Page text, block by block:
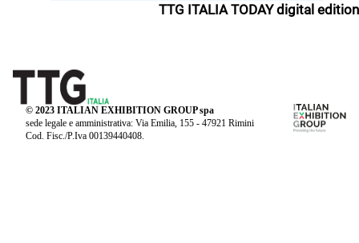
TTG ITALIA TODAY digital edition
© 2023 ITALIAN EXHIBITION GROUP spa
sede legale e amministrativa: Via Emilia, 155 - 47921 Rimini
Cod. Fisc./P.Iva 00139440408.